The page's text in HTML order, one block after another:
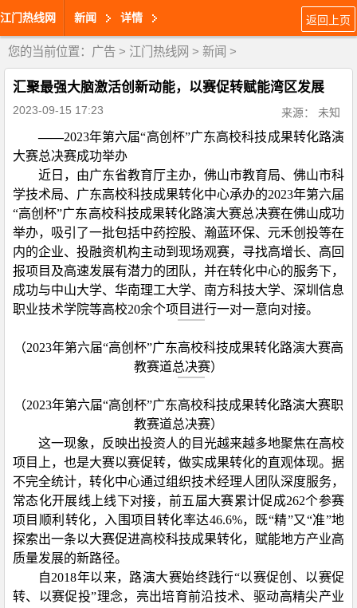
江门热线网 新闻 详情 返回上页
您的当前位置： 广告 > 江门热线网 > 新闻 >
汇聚最强大脑激活创新动能，以赛促转赋能湾区发展
2023-09-15 17:23 来源： 未知
——2023年第六届“高创杯”广东高校科技成果转化路演
大赛总决赛成功举办
近日，由广东省教育厅主办，佛山市教育局、佛山市科
学技术局、广东高校科技成果转化中心承办的2023年第六届
“高创杯”广东高校科技成果转化路演大赛总决赛在佛山成功
举办，吸引了一批包括中药控股、瀚蓝环保、元禾创投等在
内的企业、投融资机构主动到现场观赛，寻找高增长、高回
报项目及高速发展有潜力的团队，并在转化中心的服务下，
成功与中山大学、华南理工大学、南方科技大学、深圳信息
职业技术学院等高校20余个项目进行一对一意向对接。
（2023年第六届“高创杯”广东高校科技成果转化路演大赛高
教赛道总决赛）
（2023年第六届“高创杯”广东高校科技成果转化路演大赛职
教赛道总决赛）
这一现象，反映出投资人的目光越来越多地聚焦在高校
项目上，也是大赛以赛促转，做实成果转化的直观体现。据
不完全统计，转化中心通过组织技术经理人团队深度服务，
常态化开展线上线下对接，前五届大赛累计促成262个参赛
项目顺利转化，入围项目转化率达46.6%，既“精”又“准”地
探索出一条以大赛促进高校科技成果转化，赋能地方产业高
质量发展的新路径。
自2018年以来，路演大赛始终践行“以赛促创、以赛促
转、以赛促投”理念，亮出培育前沿技术、驱动高精尖产业